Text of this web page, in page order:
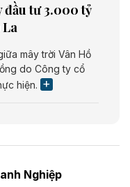
đầu tư 3.000 tỷ
La
mây trời Vân Hồ
do Công ty cổ
hiện.
Bắc Giang do
Nghiệp